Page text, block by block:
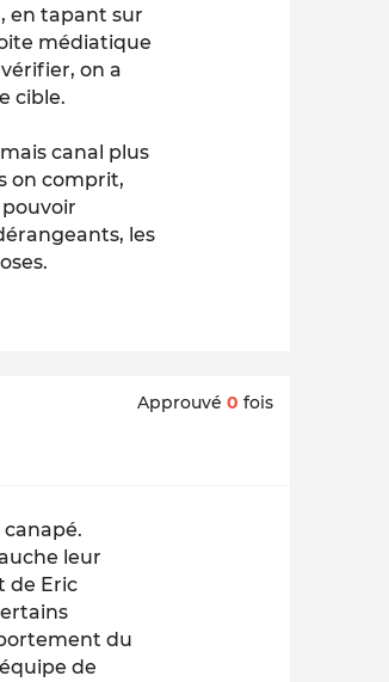
en tapant sur
médiatique
on a
cible.
canal plus
on comprit,
les
Approuvé 0 fois
leur
de Eric
du
de